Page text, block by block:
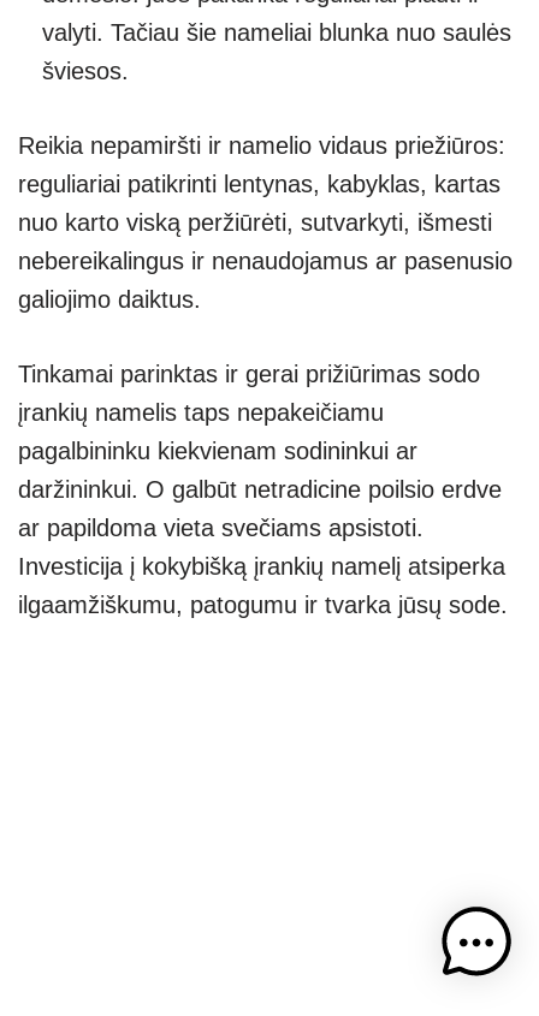
valyti. Tačiau šie nameliai blunka nuo saulės
šviesos.
Reikia nepamiršti ir namelio vidaus priežiūros:
reguliariai patikrinti lentynas, kabyklas, kartas
nuo karto viską peržiūrėti, sutvarkyti, išmesti
nebereikalingus ir nenaudojamus ar pasenusio
galiojimo daiktus.
Tinkamai parinktas ir gerai prižiūrimas sodo
įrankių namelis taps nepakeičiamu
pagalbininku kiekvienam sodininkui ar
daržininkui. O galbūt netradicine poilsio erdve
ar papildoma vieta svečiams apsistoti.
Investicija į kokybišką įrankių namelį atsiperka
ilgaamžiškumu, patogumu ir tvarka jūsų sode.